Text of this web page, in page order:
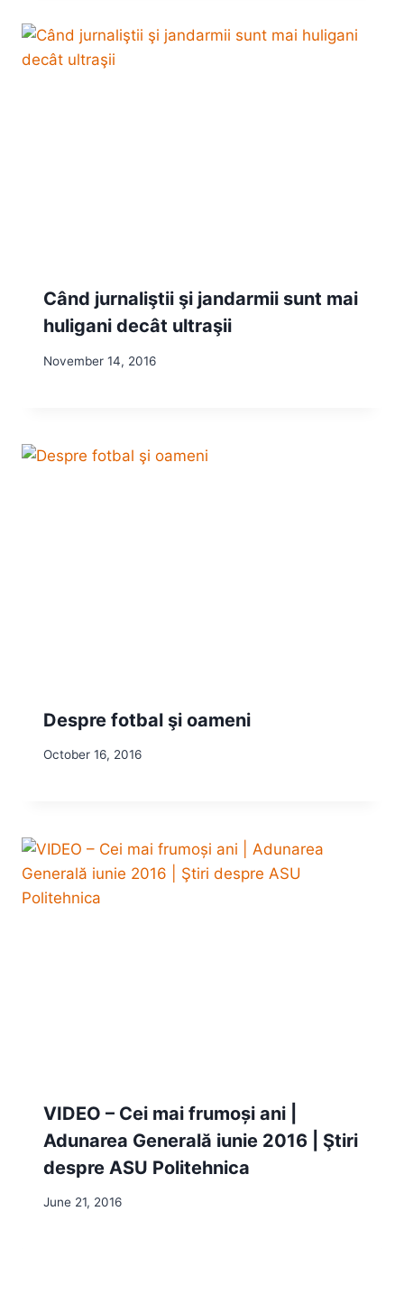
Când jurnaliştii şi jandarmii sunt mai
huligani decât ultraşii
November 14, 2016
Despre fotbal şi oameni
October 16, 2016
VIDEO – Cei mai frumoși ani |
Adunarea Generală iunie 2016 | Ştiri
despre ASU Politehnica
June 21, 2016